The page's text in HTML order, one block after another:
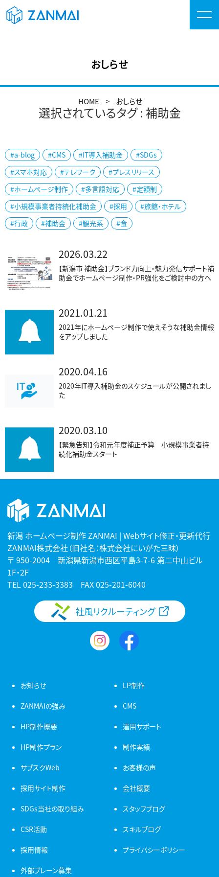
おしらせ
HOME おしらせ
選択されているタグ : 補助金
#a-blog #CMS #IT導入補助金
#SDGs
#スマホ対応
#テレワーク
#プレスリリース
#ホームページ制作
#多言語対応
#定額制
#小規模事業者持続化補助金
#採用
#旅館・ホテル
#行政
#補助金 #観光系 #食
2026.03.22
【新潟市 補助金】ブランド力向上・魅力発信サポート補
助金でホームページ制作・PR強化をご検討中の方へ
2021.01.21
2021年にホームページ制作で使えそうな補助金情報
をアップしました
2020.04.16
2020年IT導入補助金のスケジュールが公開されまし
た
2020.03.10
【緊急告知】令和元年度補正予算 小規模事業者持
続化補助金スタート
新潟 ホームページ制作 ZANMAI | Webサイト修正・更新代行
ZANMAI株式会社（旧社名：株式会社にいがた三昧）
〒 950-2004 新潟県新潟市西区平島3-7-6 第二中山ビル
1F・2F
TEL025-233-3383 FAX 025-201-6040
社風リクルーティング
お知らせ
ZANMAIの強み
HP制作概要
HP制作プラン
サブスクWeb
採用サイト制作
LP制作
CMS
運用サポート
制作実績
お客様の声
会社概要
SDGs当社の取り組み
CSR活動
採用情報
外部ブレーン募集
スタッフブログ
スキルブログ
プライバシーポリシー